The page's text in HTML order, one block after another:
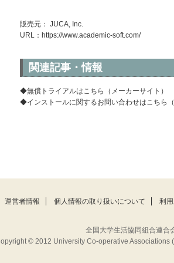
販売元： JUCA, Inc.
URL： https://www.academic-soft.com/
関連記事・情報
◆無償トライアルはこちら（メーカーサイト）
◆インストールに関するお問い合わせはこちら（
運営者情報 個人情報の取り扱いについて 利
全国大学生活協同組合連合
© 2012 University Co-operative Associations